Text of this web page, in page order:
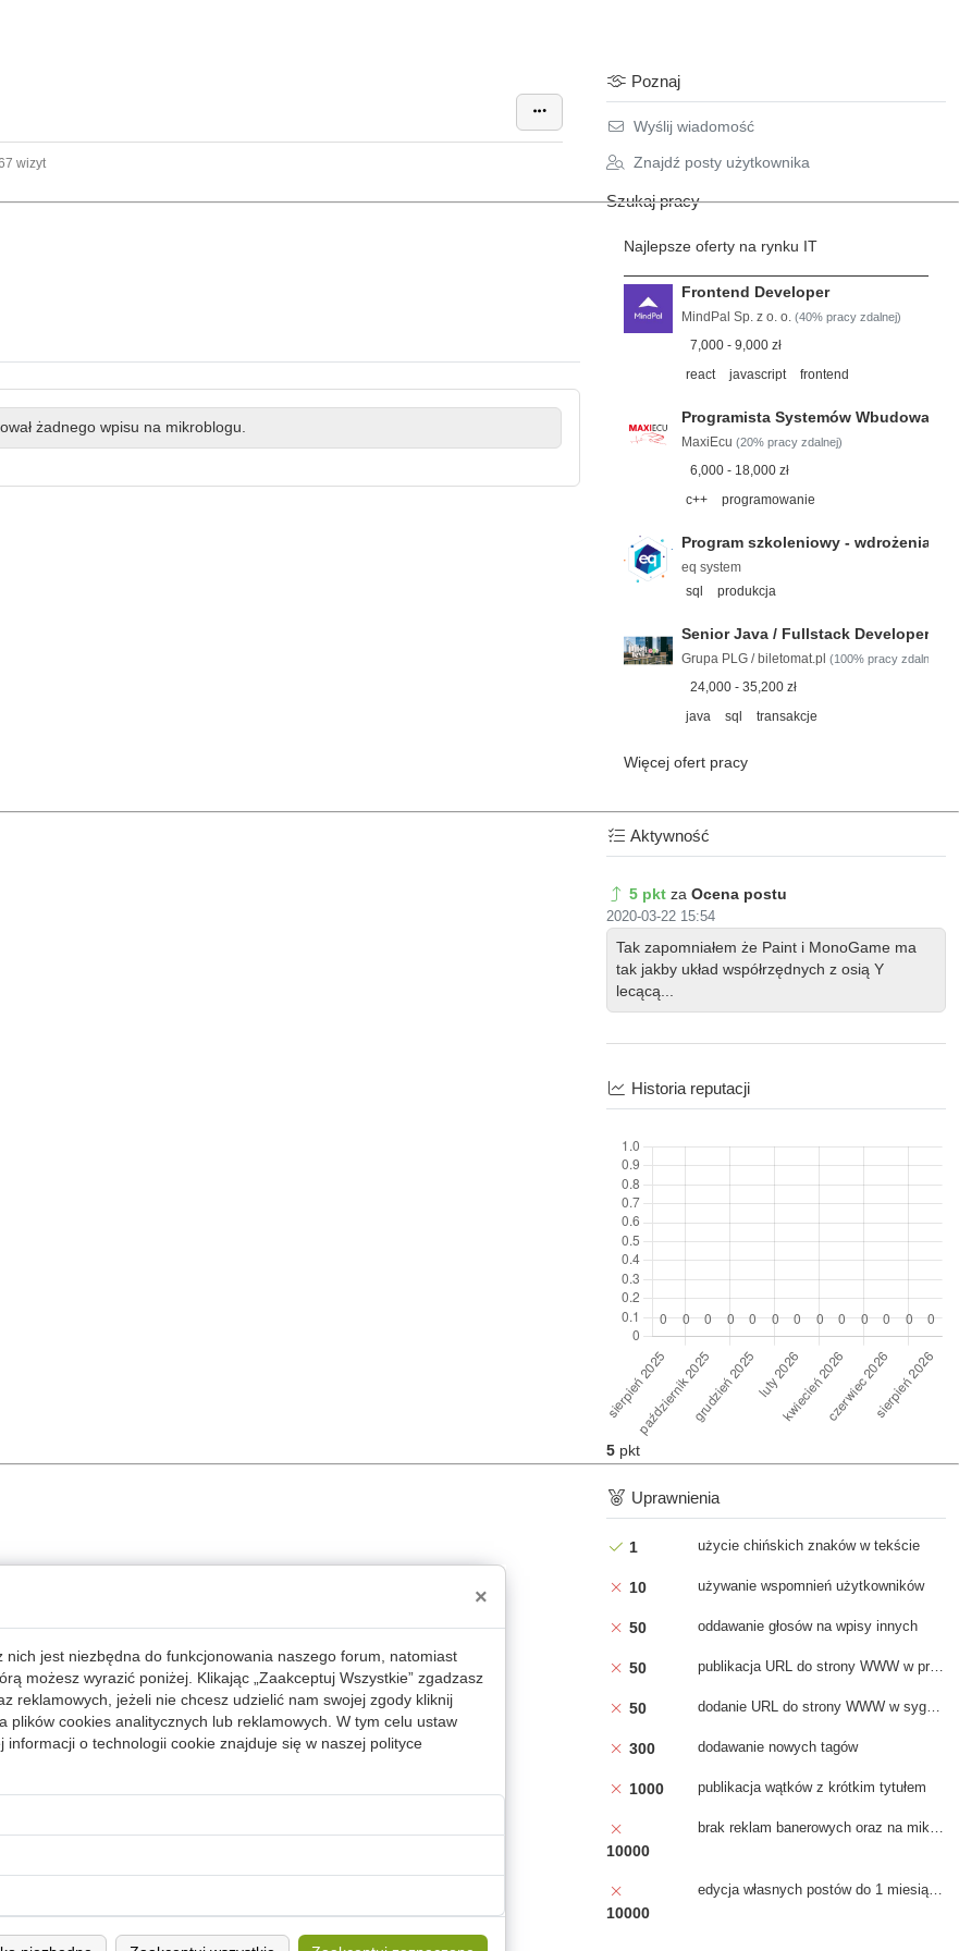
wizyt
żadnego wpisu na mikroblogu.
Poznaj
Wyślij wiadomość
Znajdź posty użytkownika
Szukaj pracy
Najlepsze oferty na rynku IT
Frontend Developer
MindPal Sp. z o. o. (40% pracy zdalnej)
7,000 - 9,000 zł
react
javascript frontend
Programista Systemów
MaxiEcu (20% pracy zdalnej)
6,000 - 18,000 zł
c++
programowanie
Program szkoleniowy - wdrożenia
eq system
sql
produkcja
Senior Java / Fullstack Developer
Grupa PLG / biletomat.pl (100% pracy zdalnej)
24,000 - 35,200 zł
java
sql transakcje
Więcej ofert pracy
Aktywność
5 pkt za Ocena postu
2020-03-22 15:54
Tak zapomniałem że Paint i MonoGame ma
tak jakby układ współrzędnych z osią Y
lecącą...
Historia reputacji
5 pkt
Uprawnienia
1 użycie chińskich znaków w tekście
10 używanie wspomnień użytkowników
50 oddawanie głosów na wpisy innych
50 publikacja URL do strony WWW w profilu
50 dodanie URL do strony WWW w sygnaturze na forum
300 dodawanie nowych tagów
1000 publikacja wątków z krótkim tytułem
10000
brak reklam banerowych oraz na mikroblogu
10000
edycja własnych postów do 1 miesiąca od daty napisania
×
nich jest niezbędna do funkcjonowania naszego forum, natomiast
możesz wyrazić poniżej. Klikając „Zaakceptuj Wszystkie” zgadzasz
reklamowych, jeżeli nie chcesz udzielić nam swojej zgody kliknij
plików cookies analitycznych lub reklamowych. W tym celu ustaw
informacji o technologii cookie znajduje się w naszej polityce